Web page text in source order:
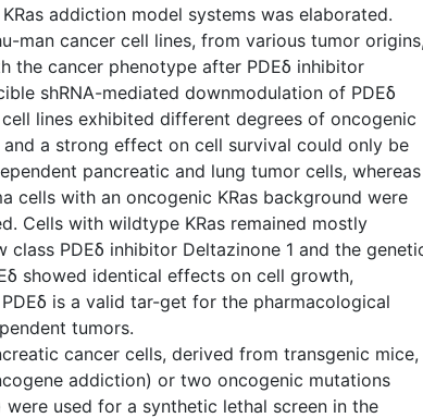
addiction model systems was elaborated.
man cancer cell lines, from various tumor origins,
the cancer phenotype after PDEδ inhibitor
shRNA-mediated downmodulation of PDEδ
lines exhibited different degrees of oncogenic
and a strong effect on cell survival could only be
pancreatic and lung tumor cells, whereas
cells with an oncogenic KRas background were
Cells with wildtype KRas remained mostly
class PDEδ inhibitor Deltazinone 1 and the
showed identical effects on cell growth,
is a valid tar-get for the pharmacological
tumors.
cancer cells, derived from transgenic mice,
addiction) or two oncogenic mutations
were used for a synthetic lethal screen in the